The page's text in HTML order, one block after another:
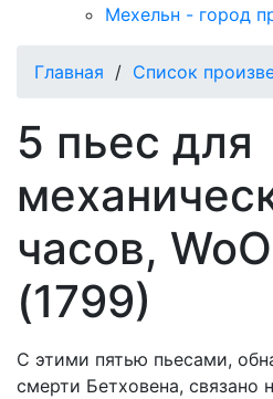
Мехельн - город
Главная / Список
5 пьес для
часов,
(1799)
С этими пятью пьесами,
смерти Бетховена, связано